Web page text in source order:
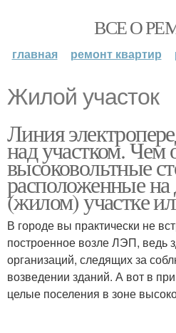
ВСЕ О
главная ремонт квартир
Жилой участок
Линия
над участком. Чем
высоковольтные
расположенные на
(жилом) участке
В городе вы практически не
построенное возле ЛЭП, ведь
организаций, следящих за
возведении зданий. А вот в
целые поселения в зоне